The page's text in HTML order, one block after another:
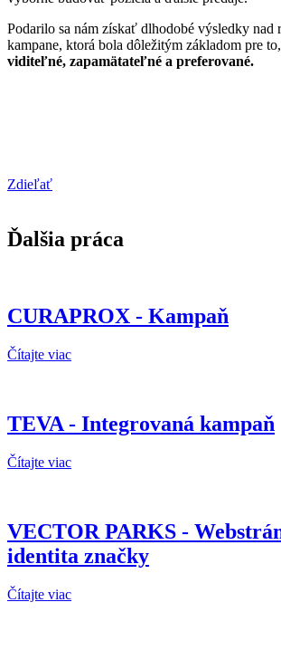
Podarilo sa nám získať dlhodobé výsledky nad
kampane, ktorá bola dôležitým základom pre
viditeľné, zapamätateľné a preferované.
Zdieľať
Ďalšia práca
CURAPROX - Kampaň
Čítajte viac
TEVA - Integrovaná kampaň
Čítajte viac
VECTOR PARKS -
identita značky
Čítajte viac